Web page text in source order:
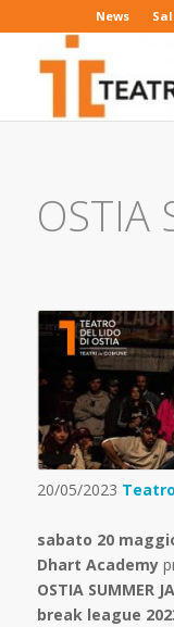
News
OSTIA
20/05/2023 Teatro
sabato 20
Dhart Academy
OSTIA SUMMER
break league